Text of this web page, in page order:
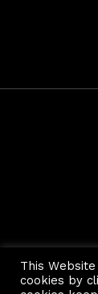
This
cookies by